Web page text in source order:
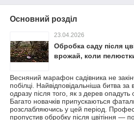
Основний розділ
23.04.2026
Обробка саду після
врожай, коли
Весняний марафон садівника не
побілці. Найвідповідальніша битва
одразу після того, як з дерев опадуть
Багато новачків припускаються
розслабляючись у цей період.
пропустив обробку після цвітіння —